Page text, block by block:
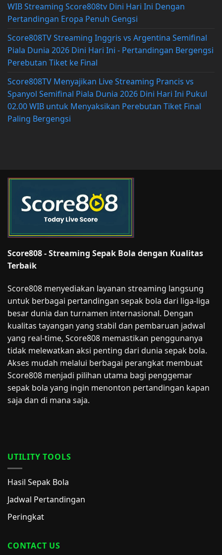
WIB Streaming Score808tv Dini Hari Ini Dengan
Pertandingan Eropa Penuh Gengsi
Score808TV Streaming Inggris vs Argentina Semifinal
Piala Dunia 2026 Dini Hari Ini - Pertandingan Bergengsi
Perebutan Tiket ke Final
Score808TV Menyajikan Live Streaming Prancis vs
Spanyol Semifinal Piala Dunia 2026 Dini Hari Ini Pukul
02.00 WIB untuk Menyaksikan Perebutan Tiket Final
Paling Bergengsi
Score808 - Streaming Sepak Bola dengan Kualitas
Terbaik
Score808 menyediakan layanan streaming langsung
untuk berbagai pertandingan sepak bola dari liga-liga
besar dunia dan turnamen internasional. Dengan
kualitas tayangan yang stabil dan pembaruan jadwal
yang real-time, Score808 memastikan penggunanya
tidak melewatkan aksi penting dari dunia sepak bola.
Akses mudah melalui berbagai perangkat membuat
Score808 menjadi pilihan utama bagi penggemar
sepak bola yang ingin menonton pertandingan kapan
saja dan di mana saja.
UTILITY TOOLS
Hasil Sepak Bola
Jadwal Pertandingan
Peringkat
CONTACT US